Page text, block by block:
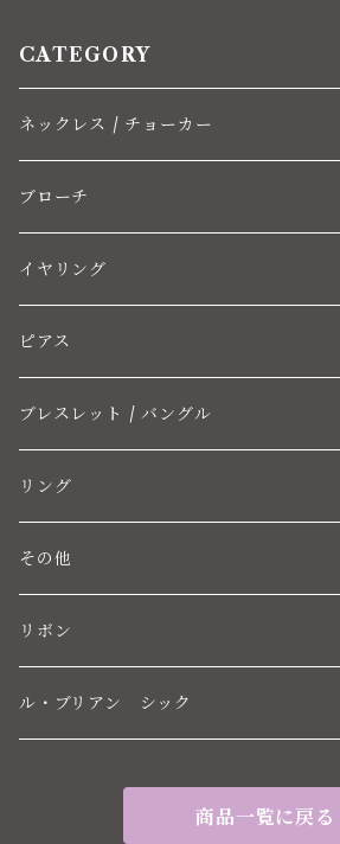
CATEGORY
ネックレス / チョーカー
ブローチ
イヤリング
ピアス
ブレスレット / バングル
リング
その他
リボン
ル・ブリアン シック
商品一覧に戻る